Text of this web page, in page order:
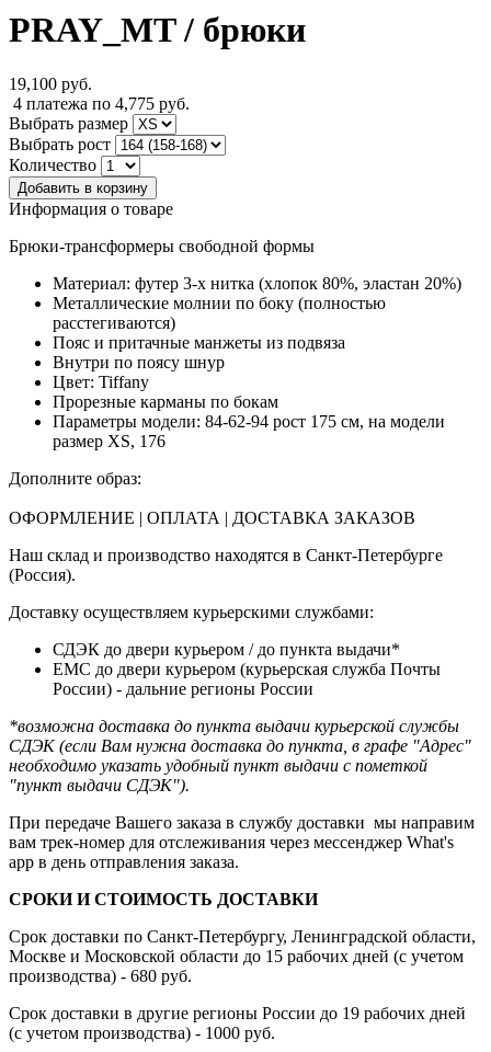
PRAY_MT/ брюки
19,100 руб.
4 платежа по 4,775 руб.
Выбрать размер
Выбрать рост
Количество
Информация о товаре
Брюки-трансформеры свободной формы
Материал: футер 3-х нитка (хлопок 80%, эластан 20%)
Металлические молнии по боку (полностью
расстегиваются)
Пояс и притачные манжеты из подвяза
Внутри по поясу шнур
Цвет: Tiffany
Прорезные карманы по бокам
Параметры модели: 84-62-94 рост 175 см, на модели
размер XS, 176
Дополните образ:
ОФОРМЛЕНИЕ | ОПЛАТА | ДОСТАВКА ЗАКАЗОВ
Наш склад и производство находятся в Санкт-Петербурге
(Россия).
Доставку осуществляем курьерскими службами:
СДЭК до двери курьером / до пункта выдачи*
ЕМС до двери курьером (курьерская служба Почты
России) - дальние регионы России
*возможна доставка до пункта выдачи курьерской службы
СДЭК (если Вам нужна доставка до пункта, в графе "Адрес"
необходимо указать удобный пункт выдачи с пометкой
"пункт выдачи СДЭК").
При передаче Вашего заказа в службу доставки мы направим
вам трек-номер для отслеживания через мессенджер What's
app в день отправления заказа.
СРОКИ И СТОИМОСТЬ ДОСТАВКИ
Срок доставки по Санкт-Петербургу, Ленинградской области,
Москве и Московской области до 15 рабочих дней (с учетом
производства) - 680 руб.
Срок доставки в другие регионы России до 19 рабочих дней
(с учетом производства) - 1000 руб.